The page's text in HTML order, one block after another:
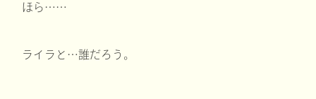
ほら……
ライラと…誰だろう。